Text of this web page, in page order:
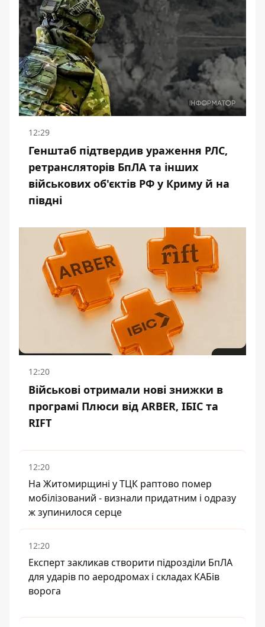
12:29
Генштаб підтвердив ураження РЛС,
ретрансляторів БпЛА та інших
військових об'єктів РФ у Криму й на
півдні
12:20
Військові отримали нові знижки в
програмі Плюси від ARBER, ІБІС та
RIFT
12:20
На Житомирщині у ТЦК раптово помер
мобілізований - визнали придатним і одразу
ж зупинилося серце
12:20
Експерт закликав створити підрозділи БпЛА
для ударів по аеродромах і складах КАБів
ворога